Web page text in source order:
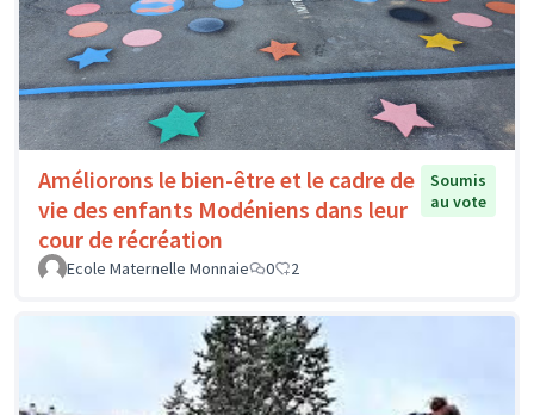
Améliorons le bien-être et le cadre de
vie des enfants Modéniens dans leur
cour de récréation
Soumis
au vote
Ecole Maternelle Monnaie 0 2